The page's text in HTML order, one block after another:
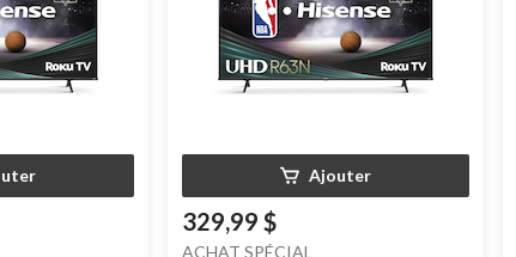
Ajouter
329,99 $
ACHAT SPÉCIAL